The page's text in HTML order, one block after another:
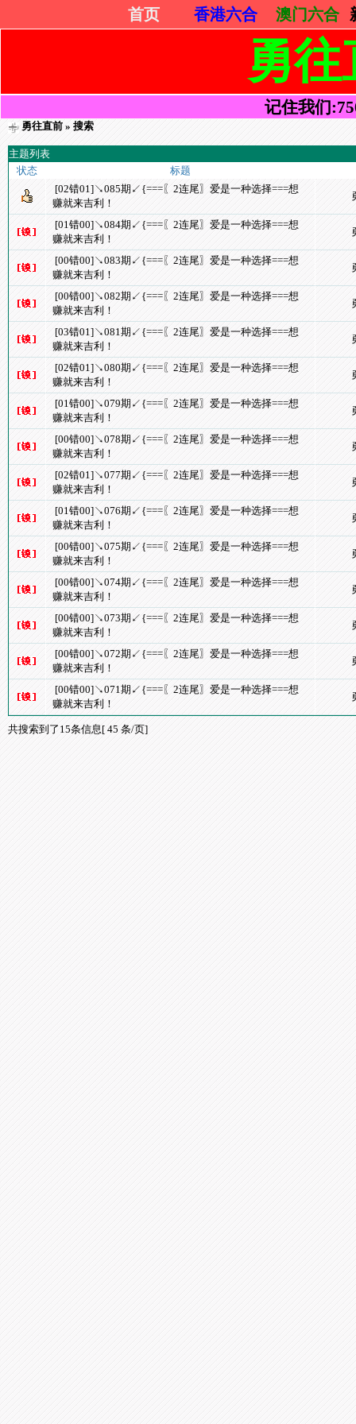
首页 香港六合 澳门六合
勇
记住我们
勇往直前» 搜索
主题列表
状态
标题
[02错01]↘085期↙{===〖2连尾〗爱是一种选择===想
赚就来吉利！
[01错00]↘084期↙{===〖2连尾〗爱是一种选择===想
赚就来吉利！
[00错00]↘083期↙{===〖2连尾〗爱是一种选择===想
赚就来吉利！
[00错00]↘082期↙{===〖2连尾〗爱是一种选择===想
赚就来吉利！
[03错01]↘081期↙{===〖2连尾〗爱是一种选择===想
赚就来吉利！
[02错01]↘080期↙{===〖2连尾〗爱是一种选择===想
赚就来吉利！
[01错00]↘079期↙{===〖2连尾〗爱是一种选择===想
赚就来吉利！
[00错00]↘078期↙{===〖2连尾〗爱是一种选择===想
赚就来吉利！
[02错01]↘077期↙{===〖2连尾〗爱是一种选择===想
赚就来吉利！
[01错00]↘076期↙{===〖2连尾〗爱是一种选择===想
赚就来吉利！
[00错00]↘075期↙{===〖2连尾〗爱是一种选择===想
赚就来吉利！
[00错00]↘074期↙{===〖2连尾〗爱是一种选择===想
赚就来吉利！
[00错00]↘073期↙{===〖2连尾〗爱是一种选择===想
赚就来吉利！
[00错00]↘072期↙{===〖2连尾〗爱是一种选择===想
赚就来吉利！
[00错00]↘071期↙{===〖2连尾〗爱是一种选择===想
赚就来吉利！
共搜索到了15条信息[ 45 条/页]